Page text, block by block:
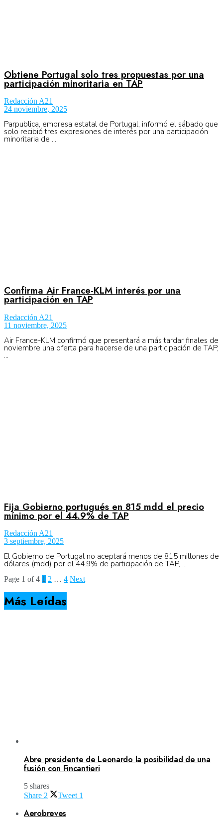
Obtiene Portugal solo tres propuestas por una
participación minoritaria en TAP
Redacción A21
24 noviembre, 2025
Parpublica, empresa estatal de Portugal, informó el sábado que
solo recibió tres expresiones de interés por una participación
minoritaria de ...
Confirma Air France-KLM interés por una
participación en TAP
Redacción A21
11 noviembre, 2025
Air France-KLM confirmó que presentará a más tardar finales de
noviembre una oferta para hacerse de una participación de TAP,
...
Fija Gobierno portugués en 815 mdd el precio
mínimo por el 44.9% de TAP
Redacción A21
3 septiembre, 2025
El Gobierno de Portugal no aceptará menos de 815 millones de
dólares (mdd) por el 44.9% de participación de TAP, ...
Page 1 of 4 1 2 … 4 Next
Más Leídas
Abre presidente de Leonardo la posibilidad de una
fusión con Fincantieri
5 shares
Share 2 Tweet 1
Aerobreves